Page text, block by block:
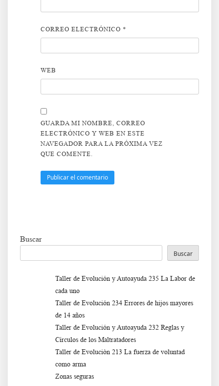
CORREO ELECTRÓNICO *
WEB
GUARDA MI NOMBRE, CORREO
ELECTRÓNICO Y WEB EN ESTE
NAVEGADOR PARA LA PRÓXIMA VEZ
QUE COMENTE.
Buscar
Buscar
Taller de Evolución y Autoayuda 235 La Labor de
cada uno
Taller de Evolución 234 Errores de hijos mayores
de 14 años
Taller de Evolución y Autoayuda 232 Reglas y
Círculos de los Maltratadores
Taller de Evoluciòn 213 La fuerza de voluntad
como arma
Zonas seguras